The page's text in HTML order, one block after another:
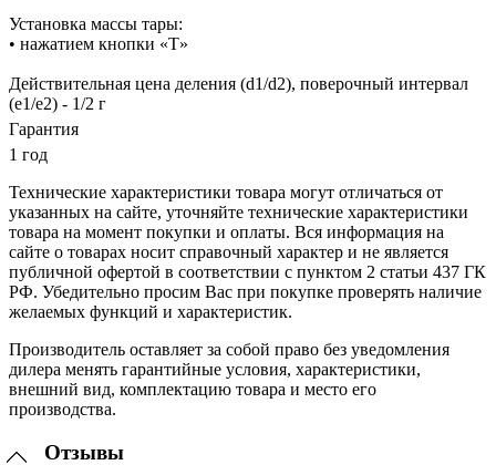
Установка массы тары:
• нажатием кнопки «T»
Действительная цена деления (d1/d2), поверочный интервал
(е1/е2) - 1/2 г
Гарантия
1 год
Технические характеристики товара могут отличаться от
указанных на сайте, уточняйте технические характеристики
товара на момент покупки и оплаты. Вся информация на
сайте о товарах носит справочный характер и не является
публичной офертой в соответствии с пунктом 2 статьи 437 ГК
РФ. Убедительно просим Вас при покупке проверять наличие
желаемых функций и характеристик.
Производитель оставляет за собой право без уведомления
дилера менять гарантийные условия, характеристики,
внешний вид, комплектацию товара и место его
производства.
Отзывы